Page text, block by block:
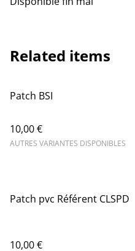
Related items
Patch BSI
10,00 €
AUTRES VARIANTES DISPONIBLES
Patch pvc Référent CLSPD
10,00 €